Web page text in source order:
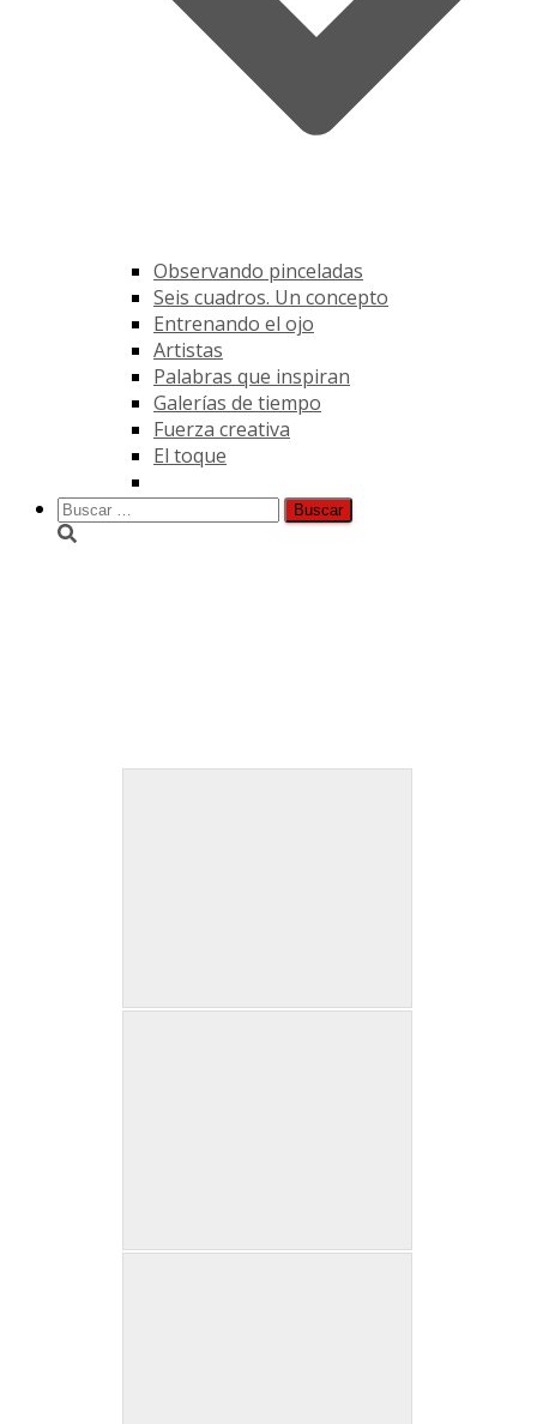
Observando pinceladas
Seis cuadros. Un concepto
Entrenando el ojo
Artistas
Palabras que inspiran
Galerías de tiempo
Fuerza creativa
El toque
Buscar: